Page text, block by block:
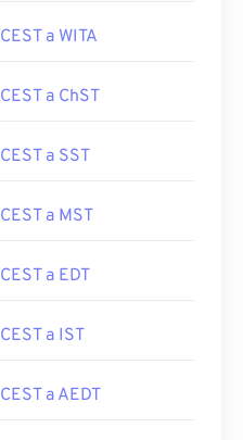
CEST a WITA
CEST a ChST
CEST a SST
CEST a MST
CEST a EDT
CEST a IST
CEST a AEDT